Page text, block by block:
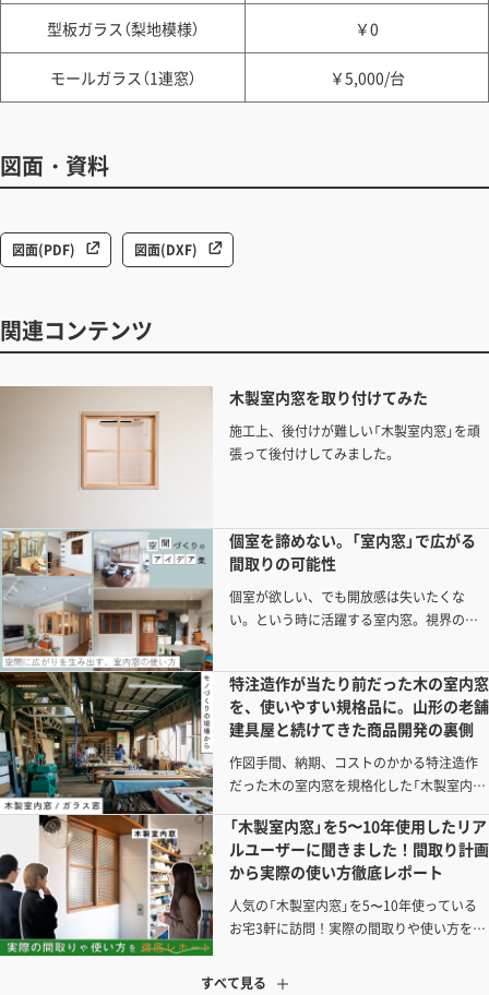
型板ガラス（梨地模様） ￥0
モールガラス（1連窓） ￥5,000/台
図面・資料
図面(PDF) 図面(DXF)
関連コンテンツ
木製室内窓を取り付けてみた
施工上、後付けが難しい「木製室内窓」を頑
張って後付けしてみました。
個室を諦めない。「室内窓」で広がる
間取りの可能性
個室が欲しい、でも開放感は失いたくな
い。という時に活躍する室内窓。視界の抜
す。
特注造作が当たり前だった木の室内窓
を、使いやすい規格品に。山形の老舗
建具屋と続けてきた商品開発の裏側
作図手間、納期、コストのかかる特注造作
だった木の室内窓を規格化した「木製室内
す。設計士の父と、異業種で経営を学んだ
息子。職人不足の時代に木製建具を届け続
けるための工夫と、そこからつながる「木製
ガラス窓」の開発背景を聞いてきました。
「木製室内窓」を5〜10年使用したリア
ルユーザーに聞きました！間取り計画
から実際の使い方徹底レポート
人気の「木製室内窓」を5〜10年使っている
お宅3軒に訪問！実際の間取りや使い方を調
すべて見る